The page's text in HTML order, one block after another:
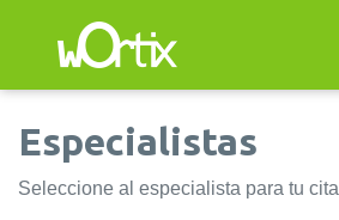
especialistas
seleccione al especialista para tu cita